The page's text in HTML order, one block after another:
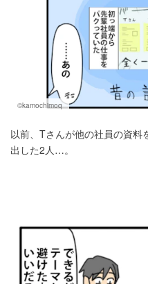
©kamochimoq
以前、Tさんが他の社員の資
出した2人…。